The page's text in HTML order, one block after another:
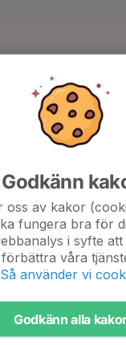
v.12
Godkänn
oss av kakor
fungera bra för
i syfte att
förbättra våra
Så använder vi
Godkänn alla